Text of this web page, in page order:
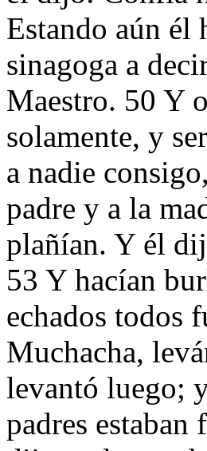
Estando aún
sinagoga a
Maestro. 50 Y
solamente, y
a nadie
padre y a la
plañían. Y él
53 Y hacían
echados todos
Muchacha,
levantó luego;
padres estaban